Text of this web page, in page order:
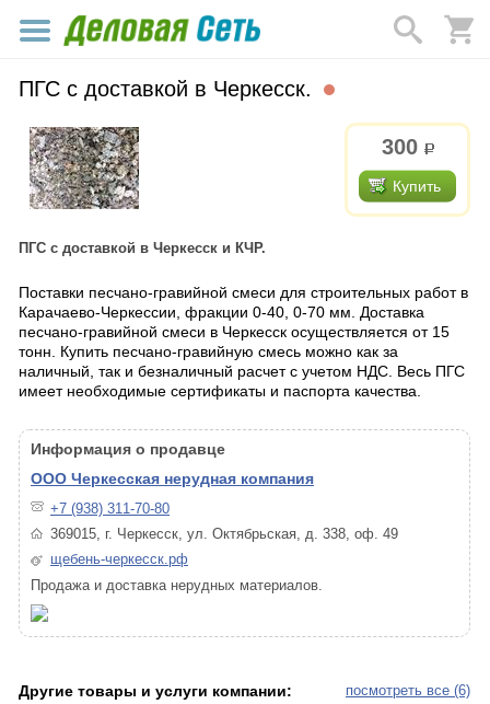
ПГС с доставкой в Черкесск.
300 р.
Купить
ПГС с доставкой в Черкесск и КЧР.
Поставки песчано-гравийной смеси для строительных работ в
Карачаево-Черкессии, фракции 0-40, 0-70 мм. Доставка
песчано-гравийной смеси в Черкесск осуществляется от 15
тонн. Купить песчано-гравийную смесь можно как за
наличный, так и безналичный расчет с учетом НДС. Весь ПГС
имеет необходимые сертификаты и паспорта качества.
Информация о продавце
ООО Черкесская нерудная компания
+7 (938) 311-70-80
369015, г. Черкесск, ул. Октябрьская, д. 338, оф. 49
щебень-черкесск.рф
Продажа и доставка нерудных материалов.
посмотреть все (6)
Другие товары и услуги компании: